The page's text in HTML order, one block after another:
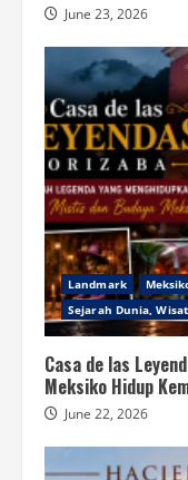
June 23, 2026
Landmark
Sejarah Dunia,
Casa de las
Meksiko Hidup
June 22, 2026